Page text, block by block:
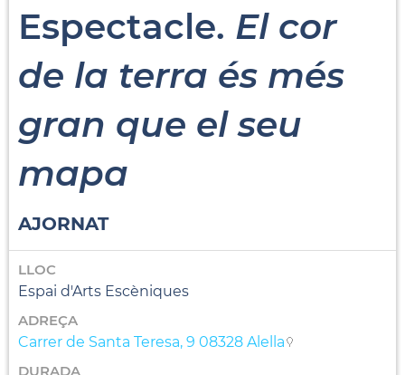
Espectacle. El cor
de la terra és més
gran que el seu
mapa
AJORNAT
LLOC
Espai d'Arts Escèniques
ADREÇA
Carrer de Santa Teresa, 9 08328 Alella
DURADA